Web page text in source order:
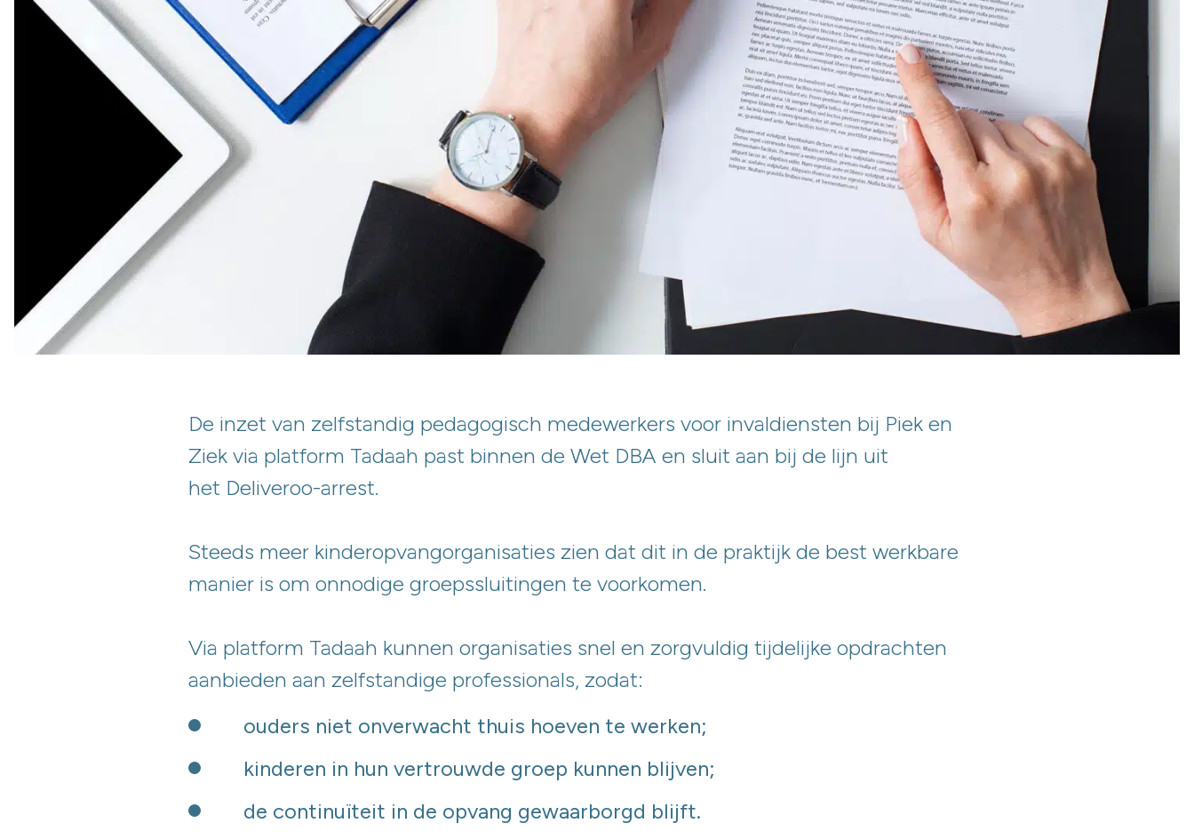
De inzet van zelfstandig pedagogisch medewerkers voor invaldiensten bij Piek en
Ziek via platform Tadaah past binnen de Wet DBA en sluit aan bij de lijn uit
het Deliveroo-arrest.
Steeds meer kinderopvangorganisaties zien dat dit in de praktijk de best werkbare
manier is om onnodige groepssluitingen te voorkomen.
Via platform Tadaah kunnen organisaties snel en zorgvuldig tijdelijke opdrachten
aanbieden aan zelfstandige professionals, zodat:
ouders niet onverwacht thuis hoeven te werken;
kinderen in hun vertrouwde groep kunnen blijven;
de continuïteit in de opvang gewaarborgd blijft.